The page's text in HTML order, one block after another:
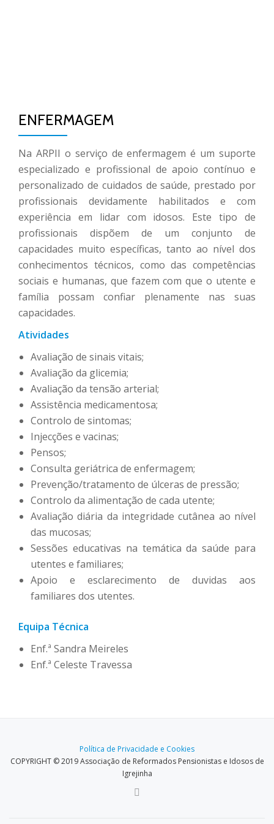
ENFERMAGEM
Na ARPII o serviço de enfermagem é um suporte
especializado e profissional de apoio contínuo e
personalizado de cuidados de saúde, prestado por
profissionais devidamente habilitados e com
experiência em lidar com idosos. Este tipo de
profissionais dispõem de um conjunto de
capacidades muito específicas, tanto ao nível dos
conhecimentos técnicos, como das competências
sociais e humanas, que fazem com que o utente e
família possam confiar plenamente nas suas
capacidades.
Atividades
Avaliação de sinais vitais;
Avaliação da glicemia;
Avaliação da tensão arterial;
Assistência medicamentosa;
Controlo de sintomas;
Injecções e vacinas;
Pensos;
Consulta geriátrica de enfermagem;
Prevenção/tratamento de úlceras de pressão;
Controlo da alimentação de cada utente;
Avaliação diária da integridade cutânea ao nível
das mucosas;
Sessões educativas na temática da saúde para
utentes e familiares;
Apoio e esclarecimento de duvidas aos
familiares dos utentes.
Equipa Técnica
Enf.ª Sandra Meireles
Enf.ª Celeste Travessa
Política de Privacidade e Cookies
COPYRIGHT © 2019 Associação de Reformados Pensionistas e Idosos de
Igrejinha